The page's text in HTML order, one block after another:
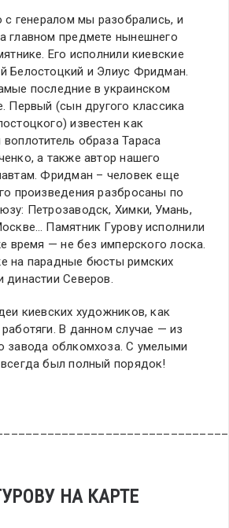
с генералом мы разобрались, и
главном предмете нынешнего
Его исполнили киевские
Белостоцкий и Элиус Фридман.
последние в украинском
Первый (сын другого классика
известен как
образа Тараса
а также автор нашего
Фридман – человек еще
произведения разбросаны по
Петрозаводск, Химки, Умань,
Памятник Гурову исполнили
время — не без имперского лоска.
на парадные бюсты римских
династии Северов.
киевских художников, как
В данном случае — из
завода облкомхоза. С умелыми
был полный порядок!
НА КАРТЕ